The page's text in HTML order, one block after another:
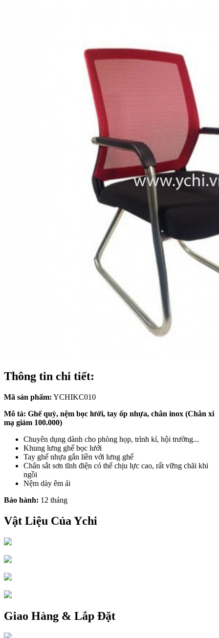
Thông tin chi tiết:
Mã sản phẩm: YCHIKC010
Mô tả: Ghế quỳ, nệm bọc lưới, tay ốp nhựa, chân inox (Chân xi
mạ giảm 100.000)
Chuyên dụng dành cho phòng họp, trình kí, hội trường...
Khung lưng ghế bọc lưới
Tay ghế nhựa gắn liền với lưng ghế
Chân sắt sơn tĩnh điện có thể chịu lực cao, rất vững chãi khi
ngồi
Nệm dày êm ái
Bảo hành: 12 tháng
Vật Liệu Của Ychi
Giao Hàng & Lắp Đặt